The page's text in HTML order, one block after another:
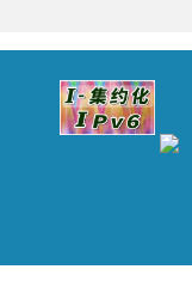
招聘
的事
业考